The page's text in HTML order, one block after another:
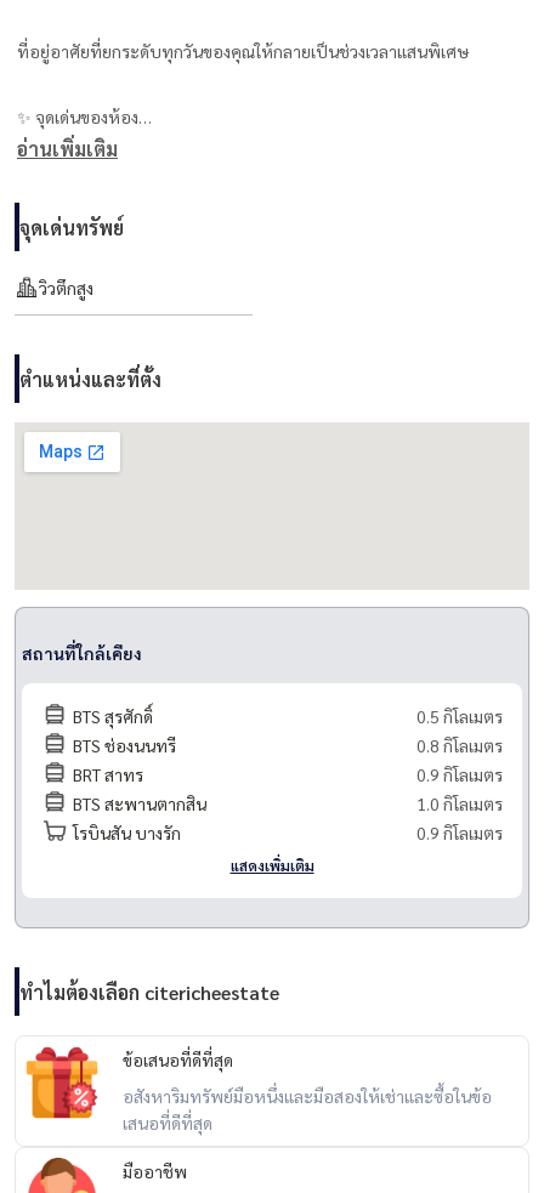
ที่อยู่อาศัยที่ยกระดับทุกวันของคุณให้กลายเป็นช่วงเวลาแสนพิเศษ
✨ จุดเด่นของห้อง
• เพดานสูง Double Volume พร้อมแสงธรรมชาติสวยงาม
• กระจกบานใหญ่เต็มผนัง มองเห็นวิวเมืองกว้าง
• โทนไม้อ่อนสไตล์มินิมอล เรียบหรู
• 2 ห้องนอน 2.5 ห้องน้ำ
• ห้องนอนรองลายเมฆสีฟ้า เพิ่มความละมุน
ราคาขาย: 28.6 ล้านบาท
อ่านเพิ่มเติม
จุดเด่นทรัพย์
วิวตึกสูง
ตำแหน่งและที่ตั้ง
สถานที่ใกล้เคียง
BTS สุรศักดิ์
0.5 กิโลเมตร
BTS ช่องนนทรี
0.8 กิโลเมตร
BRT สาทร
0.9 กิโลเมตร
BTS สะพานตากสิน
1.0 กิโลเมตร
โรบินสัน บางรัก
0.9 กิโลเมตร
แสดงเพิ่มเติม
ทำไมต้องเลือก citericheestate
ข้อเสนอที่ดีที่สุด
อสังหาริมทรัพย์มือหนึ่งและมือสองให้เช่าและซื้อในข้อ
เสนอที่ดีที่สุด
มืออาชีพ